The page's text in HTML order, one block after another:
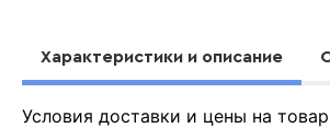
Характеристики и описание
Условия доставки и цены на